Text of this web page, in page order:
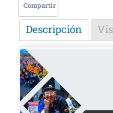
Compartir
Descripción